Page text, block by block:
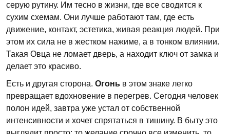
серую рутину. Им тесно в жизни, где все сводится к
сухим схемам. Они лучше работают там, где есть
движение, контакт, эстетика, живая реакция людей. При
этом их сила не в жестком нажиме, а в тонком влиянии.
Такая Овца не ломает дверь, а находит ключ от замка и
делает это красиво.
Есть и другая сторона. Огонь в этом знаке легко
превращает вдохновение в перегрев. Сегодня человек
полон идей, завтра уже устал от собственной
интенсивности и хочет спрятаться в тишину. В быту это